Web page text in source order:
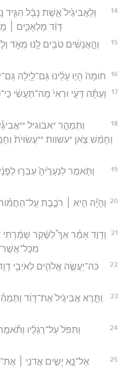
14
וְלַאֲבִיגַ֙יִל֙ אֵ֣שֶׁת נָבָ֔ל
דָּוִ֨ד מַלְאָכִ֧ים ׀
15
וְהָ֣אֲנָשִׁ֔ים טֹבִ֥ים לָ֖נוּ מְאֹ֑ד
16 חוֹמָה֙ הָי֣וּ עָלֵ֔ינוּ גַּם־לַ֖יְלָה
17
וְעַתָּ֗ה דְּעִ֤י וּרְאִי֙ מַֽה־תַּעֲשִׂ֔י
18
וַתְּמַהֵ֣ר *אבוגיל
וְחָמֵ֨שׁ צֹ֤אן *עשוות **עֲשׂוּיֹת֙
19
וַתֹּ֤אמֶר לִנְעָרֶ֙יהָ֙ עִבְר֣וּ
20
וְהָיָ֞ה הִ֣יא ׀ רֹכֶ֣בֶת
21
וְדָוִ֣ד אָמַ֗ר אַךְ֩ לַשֶּׁ֨קֶר שָׁמַ֜רְתִּי
22
כֹּה־יַעֲשֶׂ֧ה אֱלֹהִ֛ים לְאֹיְבֵ֥י
23
וַתֵּ֤רֶא אֲבִיגַ֙יִל֙ אֶת־דָּוִ֔ד
24
וַתִּפֹּל֙ עַל־רַגְלָ֔יו
25
אַל־נָ֣א יָשִׂ֣ים אֲדֹנִ֣י ׀